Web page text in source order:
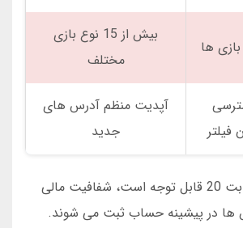
ها
بیش از 15 نوع بازی
مختلف
فیلتر
آپدیت منظم آدرس های
جدید
نکته دیگری که در بت 20 قابل توجه است، شفافیت مالی
ها در پیشینه حساب ثبت می شوند.